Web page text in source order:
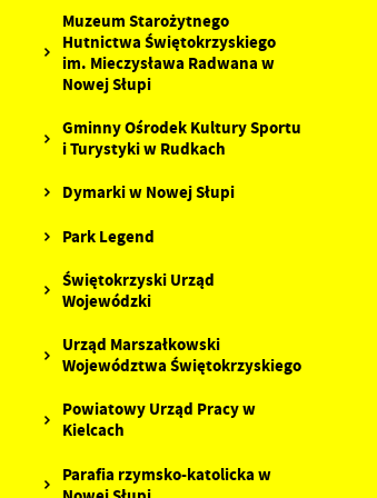
Muzeum Starożytnego
Hutnictwa Świętokrzyskiego
im. Mieczysława Radwana w
Nowej Słupi
Gminny Ośrodek Kultury Sportu
i Turystyki w Rudkach
Dymarki w Nowej Słupi
Park Legend
Świętokrzyski Urząd
Wojewódzki
Urząd Marszałkowski
Województwa Świętokrzyskiego
Powiatowy Urząd Pracy w
Kielcach
Parafia rzymsko-katolicka w